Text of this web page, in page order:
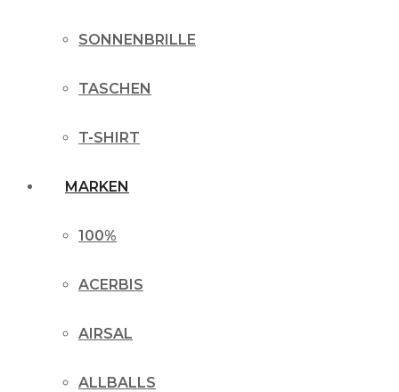
SONNENBRILLE
TASCHEN
T-SHIRT
MARKEN
100%
ACERBIS
AIRSAL
ALLBALLS